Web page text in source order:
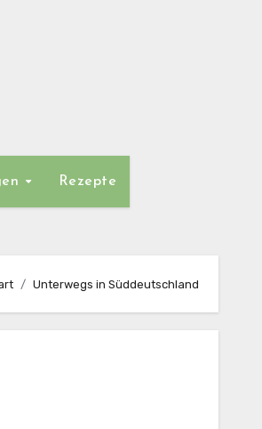
Rezepte
Unterwegs in Süddeutschland